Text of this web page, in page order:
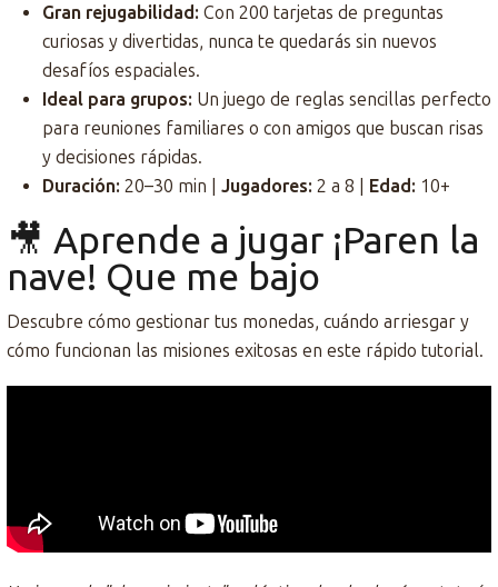
Gran rejugabilidad: Con 200 tarjetas de preguntas
curiosas y divertidas, nunca te quedarás sin nuevos
desafíos espaciales.
Ideal para grupos: Un juego de reglas sencillas perfecto
para reuniones familiares o con amigos que buscan risas
y decisiones rápidas.
Duración: 20–30 min | Jugadores: 2 a 8 | Edad: 10+
🎥 Aprende a jugar ¡Paren la
nave! Que me bajo
Descubre cómo gestionar tus monedas, cuándo arriesgar y
cómo funcionan las misiones exitosas en este rápido tutorial.